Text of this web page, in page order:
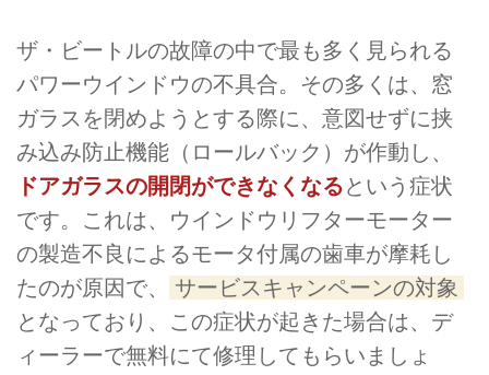
ザ・ビートルの故障の中で最も多く見られる
パワーウインドウの不具合。その多くは、窓
ガラスを閉めようとする際に、意図せずに挟
み込み防止機能（ロールバック）が作動し、
ドアガラスの開閉ができなくなるという症状
です。これは、ウインドウリフターモーター
の製造不良によるモータ付属の歯車が摩耗し
たのが原因で、
サービスキャンペーンの対象
となっており、この症状が起きた場合は、デ
ィーラーで無料にて修理してもらいましょ